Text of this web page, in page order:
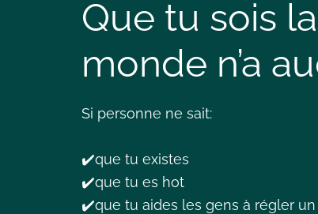
Que tu sois
monde n’a
Si personne ne sait:
✔️que tu existes
✔️que tu es hot
✔️que tu aides les gens à régler